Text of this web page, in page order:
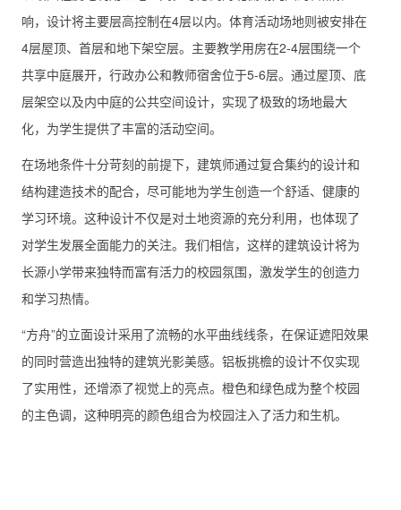
响，设计将主要层高控制在4层以内。体育活动场地则被安排在
4层屋顶、首层和地下架空层。主要教学用房在2-4层围绕一个
共享中庭展开，行政办公和教师宿舍位于5-6层。通过屋顶、底
层架空以及内中庭的公共空间设计，实现了极致的场地最大
化，为学生提供了丰富的活动空间。
在场地条件十分苛刻的前提下，建筑师通过复合集约的设计和
结构建造技术的配合，尽可能地为学生创造一个舒适、健康的
学习环境。这种设计不仅是对土地资源的充分利用，也体现了
对学生发展全面能力的关注。我们相信，这样的建筑设计将为
长源小学带来独特而富有活力的校园氛围，激发学生的创造力
和学习热情。
“方舟”的立面设计采用了流畅的水平曲线线条，在保证遮阳效果
的同时营造出独特的建筑光影美感。铝板挑檐的设计不仅实现
了实用性，还增添了视觉上的亮点。橙色和绿色成为整个校园
的主色调，这种明亮的颜色组合为校园注入了活力和生机。